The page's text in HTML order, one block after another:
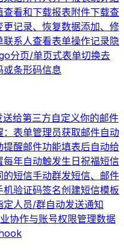
查看和下载报表附件下载查
更记录、恢复数据添加、修
联系人查看表单操作记录隐
分页/单页式表单切换去
条形码信息
给第三方自定义你的邮件
：表单管理员获取邮件自动
提醒邮件功能填表后自动给
每年自动触发生日祝福短信
的短信手动群发短信、邮件
机验证码签名创建短信模板
定人员/群自动发送通知
协作与账号权限管理数据